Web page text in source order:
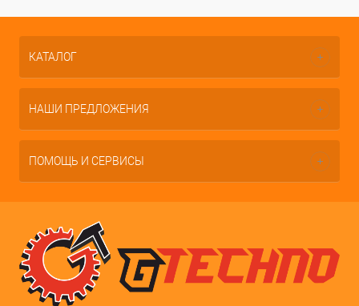
КАТАЛОГ
НАШИ ПРЕДЛОЖЕНИЯ
ПОМОЩЬ И СЕРВИСЫ